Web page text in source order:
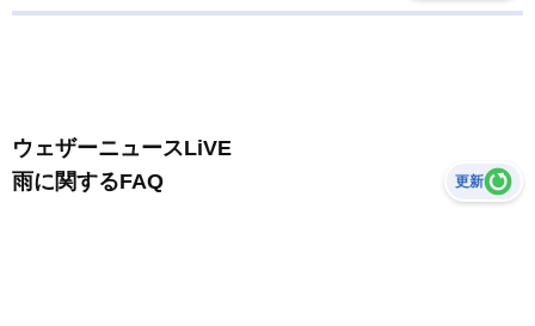
ウェザーニュースLiVE
雨に関するFAQ
更新